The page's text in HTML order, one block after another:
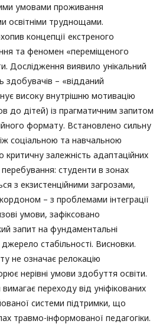
умовами проживання
освітніми труднощами.
концепції екстреного
та феномен «переміщеного
Дослідження виявило унікальний
здобувачів – «відданий
високу внутрішню мотивацію
до дітей) із прагматичним запитом
формату. Встановлено сильну
соціальною та навчальною
критичну залежність адаптаційних
перебування: студенти в зонах
з екзистенційними загрозами,
– з проблемами інтеграції
умови, зафіксовано
запит на фундаментальні
стабільності. Висновки.
не означає релокацію
нерівні умови здобуття освіти.
переходу від уніфікованих
системи підтримки, що
травмо-інформованої педагогіки.